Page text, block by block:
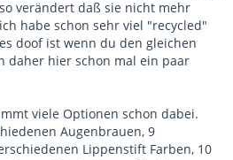
verändert daß sie nicht mehr
habe schon sehr viel "recycled"
doof ist wenn du den gleichen
daher hier schon mal ein paar
viele Optionen schon dabei.
Augenbrauen, 9
Lippenstift Farben, 10